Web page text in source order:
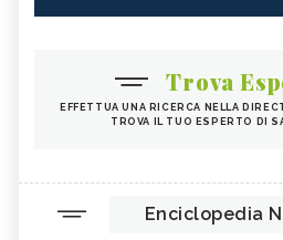
Trova
EFFETTUA UNA RICERCA NELLA
TROVA IL TUO ESPERTO DI
Enciclopedia